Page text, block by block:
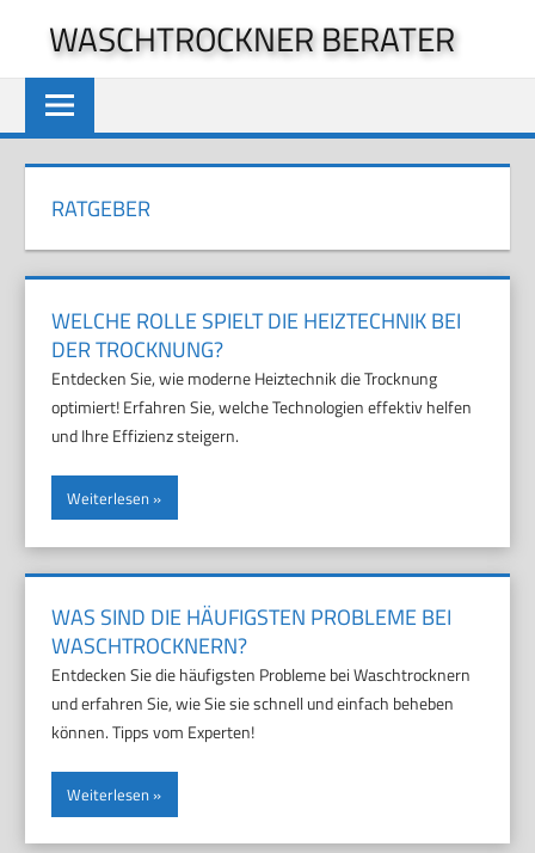
springen
WASCHTROCKNER BERATER
RATGEBER
WELCHE ROLLE SPIELT DIE HEIZTECHNIK BEI
DER TROCKNUNG?
Entdecken Sie, wie moderne Heiztechnik die Trocknung
optimiert! Erfahren Sie, welche Technologien effektiv helfen
und Ihre Effizienz steigern.
Weiterlesen
WAS SIND DIE HÄUFIGSTEN PROBLEME BEI
WASCHTROCKNERN?
Entdecken Sie die häufigsten Probleme bei Waschtrocknern
und erfahren Sie, wie Sie sie schnell und einfach beheben
können. Tipps vom Experten!
Weiterlesen